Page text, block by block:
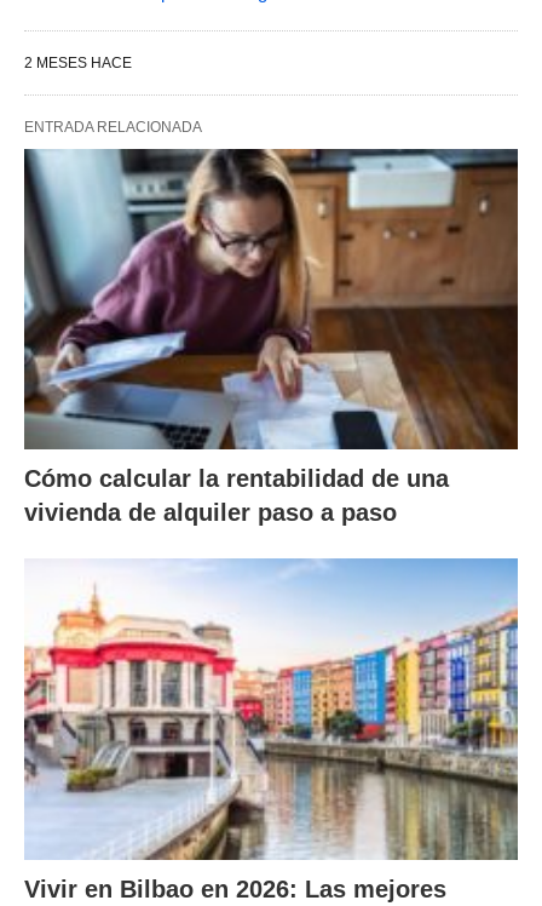
2 MESES HACE
ENTRADA RELACIONADA
Cómo calcular la rentabilidad de una
vivienda de alquiler paso a paso
Vivir en Bilbao en 2026: Las mejores